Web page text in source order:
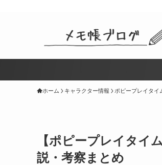
ホーム キャラクター情報 ポピープレイタイ
【ポピープレイタイ
説・考察まとめ